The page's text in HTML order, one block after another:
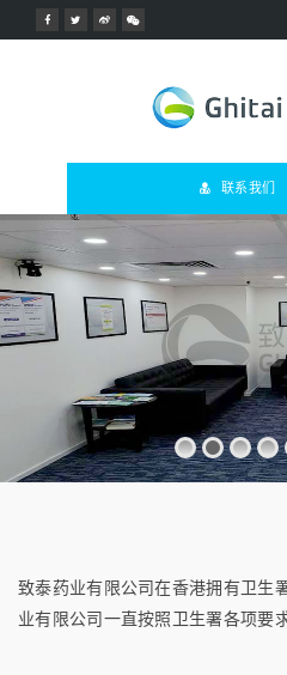
联系我们
致泰药业有限公司在香港拥有卫生
业有限公司一直按照卫生署各项要